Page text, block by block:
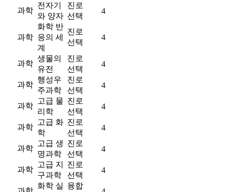
과학
전자기
와 양자
진로
선택
4
과학
화학 반
응의 세
계
진로
선택
4
과학
생물의
유전
진로
선택
4
과학
행성우
주과학
진로
선택
4
과학
고급 물
리학
진로
선택
4
과학
고급 화
학
진로
선택
4
과학
고급 생
명과학
진로
선택
4
과학
고급 지
구과학
진로
선택
4
화학 실 융합